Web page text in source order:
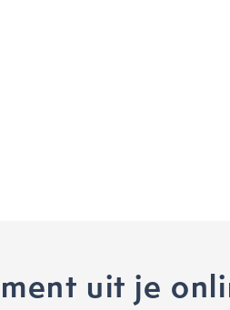
uit je